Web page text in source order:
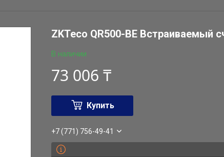
ZKTeco QR500-BE Встраиваемый
В наличии
73 006 ₸
Купить
+7 (771) 756-49-41